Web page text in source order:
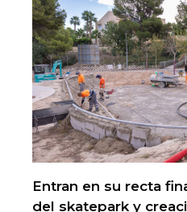
Entran en su recta
del skatepark y